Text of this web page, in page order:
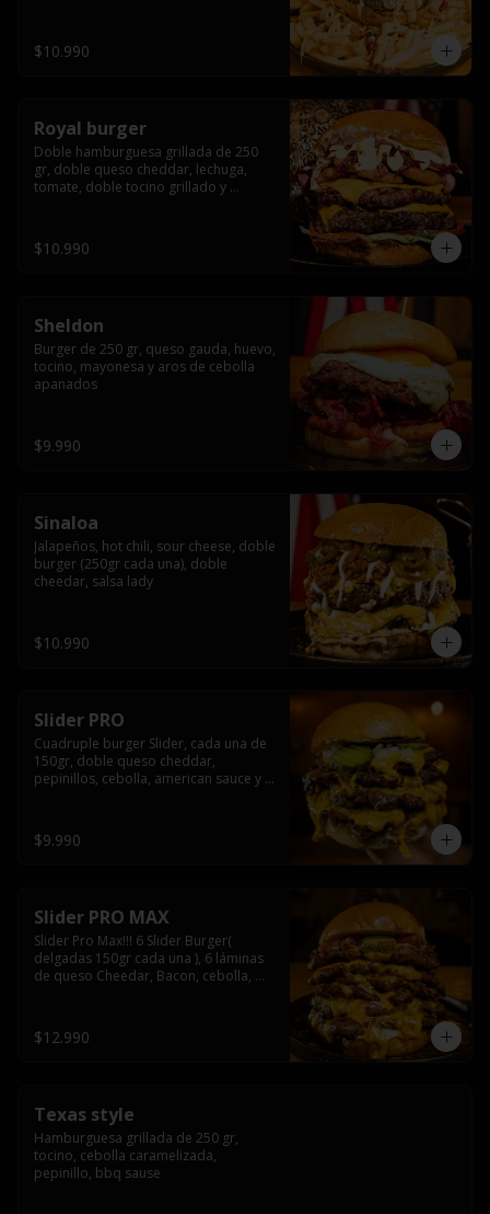
$10.990
Royal burger
Doble hamburguesa grillada de 250
gr, doble queso cheddar, lechuga,
tomate, doble tocino grillado y
salsa de queso cheddar.
$10.990
Sheldon
Burger de 250 gr, queso gauda, huevo,
tocino, mayonesa y aros de cebolla
apanados
$9.990
Sinaloa
Jalapeños, hot chili, sour cheese, doble
burger (250gr cada una), doble
cheedar, salsa lady
$10.990
Slider PRO
Cuadruple burger Slider, cada una de
150gr, doble queso cheddar,
pepinillos, cebolla, american sauce y
$9.990
Slider PRO MAX
Slider Pro Max!!! 6 Slider Burger(
delgadas 150gr cada una ), 6 láminas
de queso Cheedar, Bacon, cebolla,
$12.990
Texas style
Hamburguesa grillada de 250 gr,
tocino, cebolla caramelizada,
pepinillo, bbq sause